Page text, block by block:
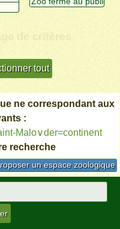
de critères
ne correspondant aux
:
Malo∨der=continent
recherche
un espace zoologique